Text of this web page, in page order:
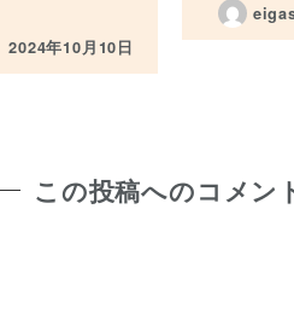
投稿日
2024年10月10日
この投稿へのコメン